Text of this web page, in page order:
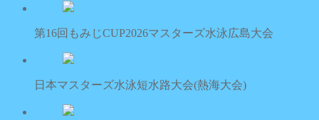
第16回もみじCUP2026マスターズ水泳広島大会
日本マスターズ水泳短水路大会(熱海大会)